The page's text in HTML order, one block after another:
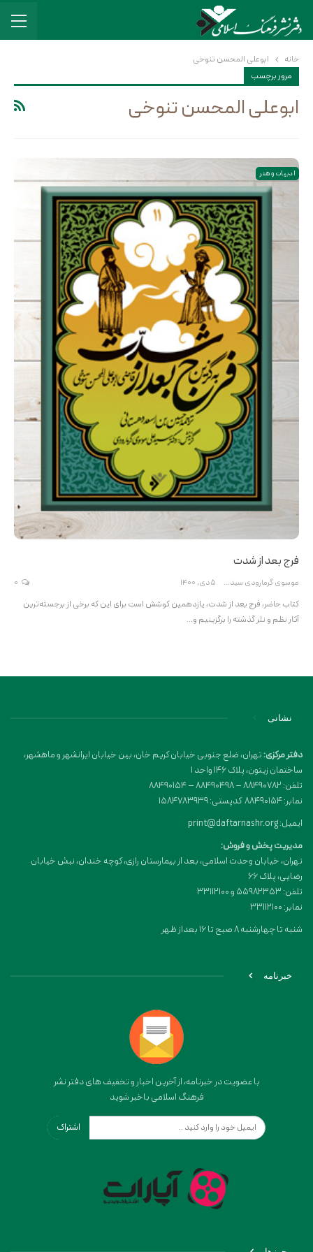
خانه
ابوعلی المحسن تنوخی
مرور برچسب
ابوعلی المحسن تنوخی
ادبیات و هنر
فرج بعد از شدت
موسوی گرمارودی سیدعلی 5 دی, 1400
کتاب حاضر، فرج بعد از شدت، یازدهمین کوشش است برای این که برخی از برجسته‌ترین
آثار نظم و نثر گذشته را برگزینیم و…
نشانی
دفتر مرکزی:تهران، ضلع جنوبی خیابان کریم خان، بین خیابان ایرانشهر و ماهشهر،
ساختمان زیتون، پلاک 146 واحد 1
تلفن: 88490782 – 88490498 – 88490154
نمابر: 88490154 کدپستی: 1584783939
ایمیل: print@daftarnashr.org
مدیریت پخش و فروش:
تهران، خیابان وحدت اسلامی، بعد از بیمارستان رازی، کوچه خندان، نبش خیابان
رضایی، پلاک ۶۶
تلفن: 55982353 و 33112100
نمابر: 33112100
شنبه تا چهارشنبه 8 صبح تا 16 بعداز ظهر
خبرنامه
با عضویت در خبرنامه، از آخرین اخبار و تخفیف های دفتر نشر
فرهنگ اسلامی باخبر شوید
اشتراک